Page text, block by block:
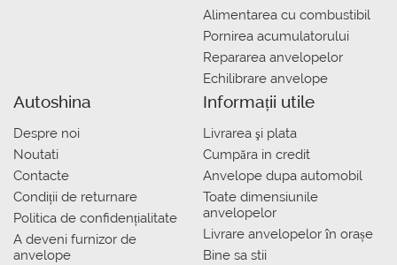
Alimentarea cu combustibil
Pornirea acumulatorului
Repararea anvelopelor
Echilibrare anvelope
Autoshina
Despre noi
Noutati
Contacte
Condiții de returnare
Politica de confidențialitate
A deveni furnizor de
anvelope
Informații utile
Livrarea şi plata
Сumpăra in credit
Anvelope dupa automobil
Toate dimensiunile
anvelopelor
Livrare anvelopelor în orașe
Bine sa stii